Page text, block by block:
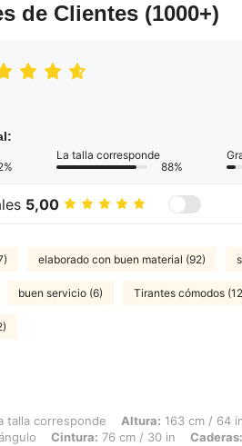
de Clientes (1000+)
La talla corresponde
88%
5,00
elaborado con buen material (92)
buen servicio (6) Tirantes cómodos
corresponde, Altura: 163 cm / 64 in, Peso:
talla corresponde Altura: 163 cm / 64
Cintura: 76 cm / 30 in Caderas: